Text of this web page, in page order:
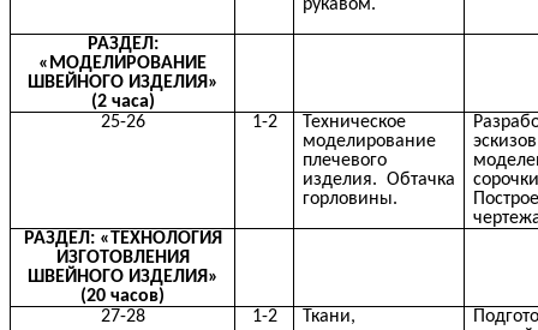
рукавом.
РАЗДЕЛ:
«МОДЕЛИРОВАНИЕ
ШВЕЙНОГО ИЗДЕЛИЯ»
(2 часа)
25-26
1-2
Техническое
моделирование
плечевого
изделия. Обтачка
горловины.
РАЗДЕЛ: «ТЕХНОЛОГИЯ
ИЗГОТОВЛЕНИЯ
ШВЕЙНОГО ИЗДЕЛИЯ»
(20 часов)
27-28
1-2
Ткани,